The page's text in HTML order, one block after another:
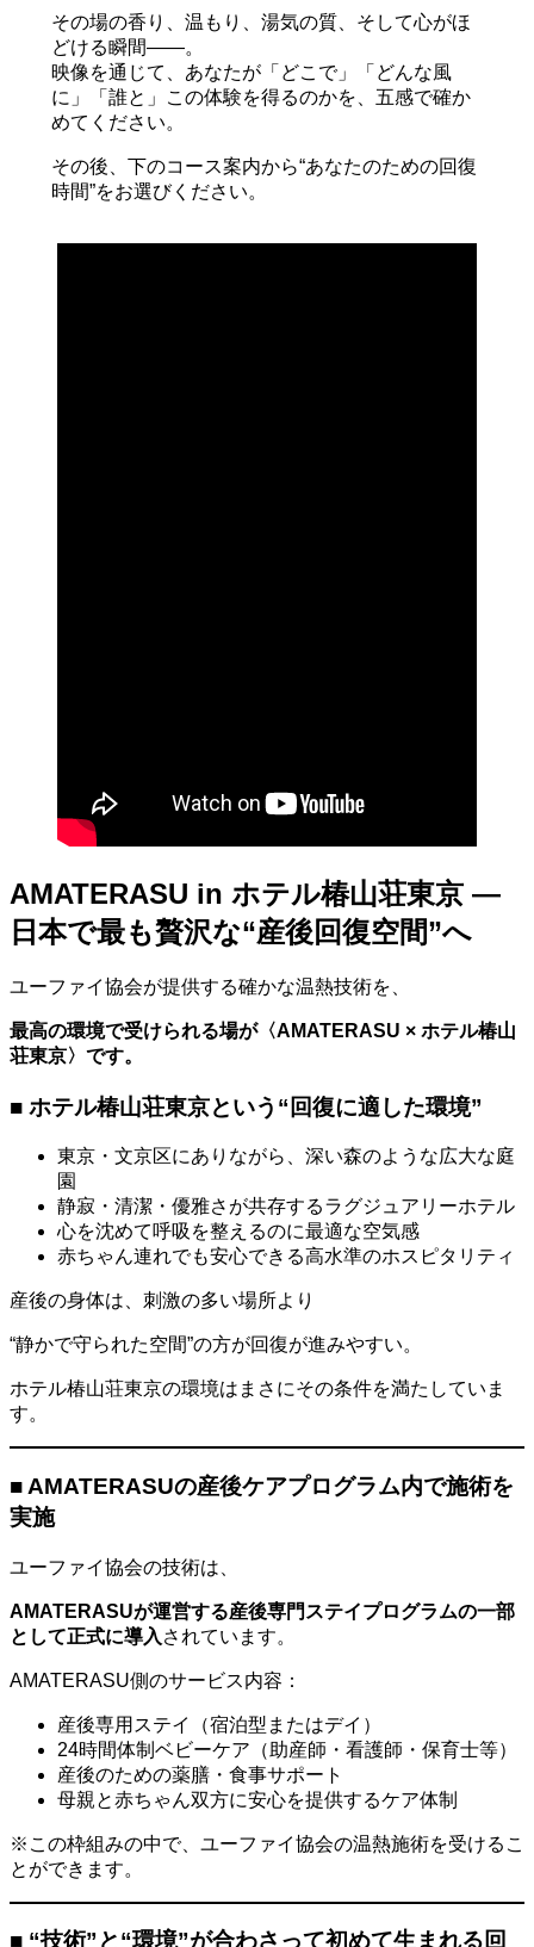
その場の香り、温もり、湯気の質、そして心がほ
どける瞬間――。
映像を通じて、あなたが「どこで」「どんな風
に」「誰と」この体験を得るのかを、五感で確か
めてください。
その後、下のコース案内から“あなたのための回復
時間”をお選びください。
AMATERASU in ホテル椿山荘東京 —
日本で最も贅沢な“産後回復空間”へ
ユーファイ協会が提供する確かな温熱技術を、
最高の環境で受けられる場が〈AMATERASU × ホテル椿山
荘東京〉です。
■ ホテル椿山荘東京という“回復に適した環境”
東京・文京区にありながら、深い森のような広大な庭
園
静寂・清潔・優雅さが共存するラグジュアリーホテル
心を沈めて呼吸を整えるのに最適な空気感
赤ちゃん連れでも安心できる高水準のホスピタリティ
産後の身体は、刺激の多い場所より
“静かで守られた空間”の方が回復が進みやすい。
ホテル椿山荘東京の環境はまさにその条件を満たしていま
す。
■ AMATERASUの産後ケアプログラム内で施術を
実施
ユーファイ協会の技術は、
AMATERASUが運営する産後専門ステイプログラムの一部
として正式に導入 されています。
AMATERASU側のサービス内容：
産後専用ステイ（宿泊型またはデイ）
24時間体制ベビーケア（助産師・看護師・保育士等）
産後のための薬膳・食事サポート
母親と赤ちゃん双方に安心を提供するケア体制
※この枠組みの中で、ユーファイ協会の温熱施術を受けるこ
とができます。
■ “技術”と“環境”が合わさって初めて生まれる回